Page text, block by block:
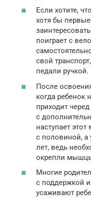
Если хотите,
хотя бы
поиграет с
свой
педали ручкой.
После
когда ребенок
приходит
с
наступает
с половиной, а
лет, ведь
окрепли
Многие
с поддержкой
усаживают